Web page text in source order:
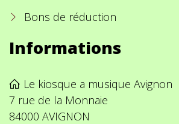
Bons de réduction
Informations
Le kiosque a musique Avignon
7 rue de la Monnaie
84000 AVIGNON